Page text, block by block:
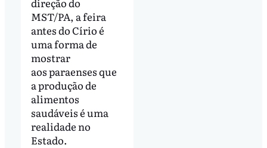
MST/PA, a feira
antes do Círio é
uma forma de
mostrar
aos paraenses que
a produção de
alimentos
saudáveis é uma
realidade no
Estado.